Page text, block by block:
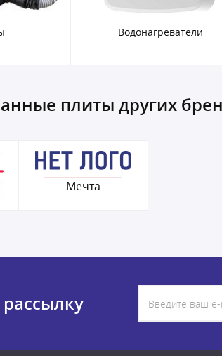
Водонагреватели
плиты других
Мечта